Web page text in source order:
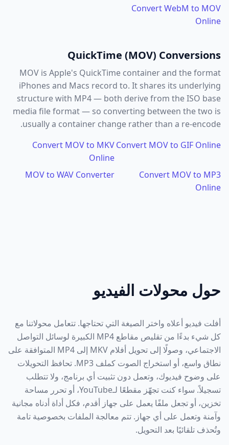
Convert WebM to MOV
Online
QuickTime (MOV) Conversions
MOV is Apple's QuickTime container and the format
iPhones and Macs record to. It shares its underlying
structure with MP4 — both derive from the ISO base
media file format — so converting between the two is
usually a container change rather than a re-encode.
Convert MOV to GIF Online
Convert MOV to MKV
Online
Convert MOV to MP3
Online
MOV to WAV Converter
حول محولات الفيديو
أفلت فيديو أعلاه واختر الصيغة التي تحتاجها. تتعامل محولاتنا مع
كل شيء بدءًا من تقليص مقاطع MP4 الكبيرة لوسائل التواصل
الاجتماعي، وصولًا إلى تحويل أفلام MKV إلى MP4 المتوافقة على
نطاق واسع، أو استخراج الصوت كملف MP3. تحافظ التحويلات
على وضوح فيديوك، وتعمل دون تثبيت أي برنامج، ولا تتطلب
تسجيلاً. سواء كنت تجهّز مقطعًا لـYouTube، أو تحرر مساحة
تخزين، أو تجعل ملفًا يعمل على جهاز أقدم، فكل أداة أدناه مجانية
وآمنة وتعمل على أي جهاز. تتم معالجة الملفات بخصوصية تامة
وتُحذف تلقائيًا بعد التحويل.